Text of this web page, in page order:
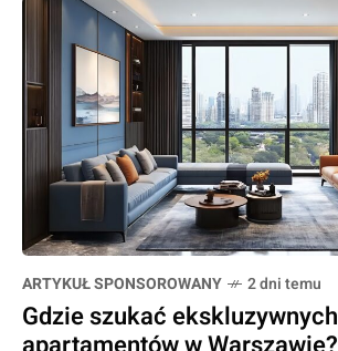
ARTYKUŁ SPONSOROWANY 2 dni temu
Gdzie szukać ekskluzywnych